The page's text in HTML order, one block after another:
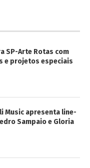
SP-Arte Rotas com
e projetos especiais
Music apresenta line-
Sampaio e Gloria